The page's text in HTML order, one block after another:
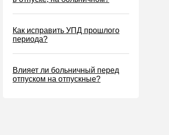
Как исправить УПД прошлого
периода?
Влияет ли больничный перед
отпуском на отпускные?